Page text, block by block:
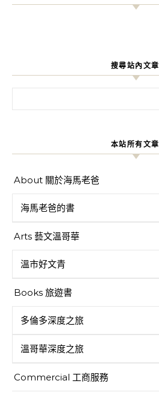
搜尋站內文章
本站所有文章
About 關於海馬老爸
海馬老爸的書
Arts 藝文溫哥華
溫市好文青
Books 旅遊書
多倫多深度之旅
溫哥華深度之旅
Commercial 工商服務